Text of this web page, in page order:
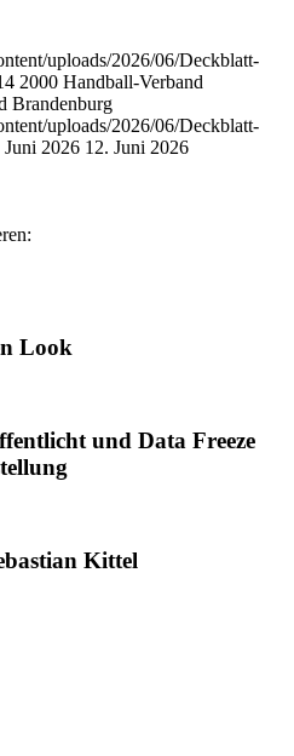
uploads/2026/06/Deckblatt-
2000 Handball-Verband
Brandenburg
uploads/2026/06/Deckblatt-
Juni 2026 12. Juni 2026
Look
und Data Freeze
Kittel